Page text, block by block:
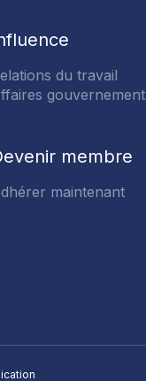
ACTIVER
MOT DE
En cliquant
envoie
de passe. Si
DES
du travail
membre
maintenant